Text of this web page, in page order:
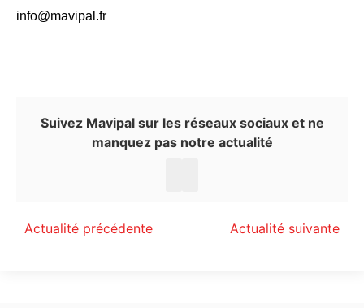
info@mavipal.fr
Suivez Mavipal sur les réseaux sociaux et ne
manquez pas notre actualité
Actualité précédente Actualité suivante